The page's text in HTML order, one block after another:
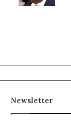
Newsletter